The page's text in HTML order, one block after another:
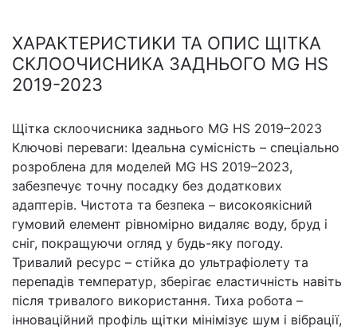
ХАРАКТЕРИСТИКИ ТА ОПИС ЩІТКА
СКЛООЧИСНИКА ЗАДНЬОГО MG HS
2019-2023
Щітка склоочисника заднього MG HS 2019–2023
Ключові переваги: Ідеальна сумісність – спеціально
розроблена для моделей MG HS 2019–2023,
забезпечує точну посадку без додаткових
адаптерів. Чистота та безпека – високоякісний
гумовий елемент рівномірно видаляє воду, бруд і
сніг, покращуючи огляд у будь-яку погоду.
Тривалий ресурс – стійка до ультрафіолету та
перепадів температур, зберігає еластичність навіть
після тривалого використання. Тиха робота –
інноваційний профіль щітки мінімізує шум і вібрації,